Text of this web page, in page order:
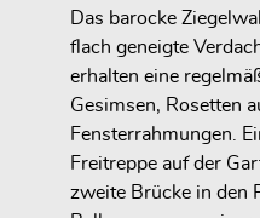
Das barocke
flach geneigte
erhalten eine
Gesimsen, Rosetten
Fensterrahmungen.
Freitreppe auf der
zweite Brücke in den